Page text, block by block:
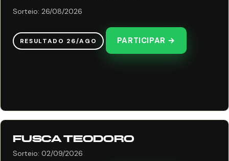
Sorteio: 26/08/2026
RESULTADO 26/AGO PARTICIPAR →
FUSCA TEODORO
Sorteio: 02/09/2026